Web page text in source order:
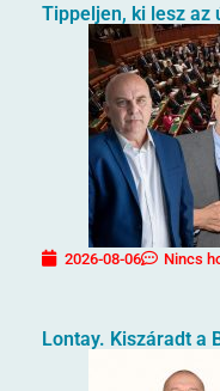
Tippeljen, ki lesz az
2026-08-06 Nincs
Lontay. Kiszáradt a